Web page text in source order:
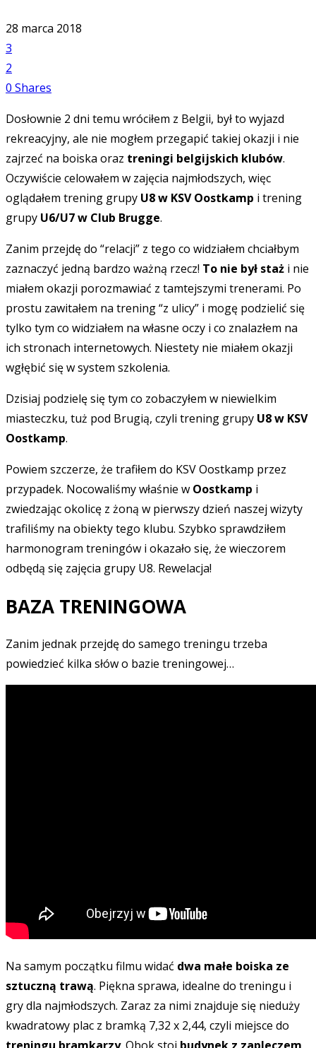
28 marca 2018
3
2
0 Shares
Dosłownie 2 dni temu wróciłem z Belgii, był to wyjazd
rekreacyjny, ale nie mogłem przegapić takiej okazji i nie
zajrzeć na boiska oraz treningi belgijskich klubów.
Oczywiście celowałem w zajęcia najmłodszych, więc
oglądałem trening grupy U8 w KSV Oostkamp i trening
grupy U6/U7 w Club Brugge.
Zanim przejdę do “relacji” z tego co widziałem chciałbym
zaznaczyć jedną bardzo ważną rzecz! To nie był staż i nie
miałem okazji porozmawiać z tamtejszymi trenerami. Po
prostu zawitałem na trening “z ulicy” i mogę podzielić się
tylko tym co widziałem na własne oczy i co znalazłem na
ich stronach internetowych. Niestety nie miałem okazji
wgłębić się w system szkolenia.
Dzisiaj podzielę się tym co zobaczyłem w niewielkim
miasteczku, tuż pod Brugią, czyli trening grupy U8 w KSV
Oostkamp.
Powiem szczerze, że trafiłem do KSV Oostkamp przez
przypadek. Nocowaliśmy właśnie w Oostkamp i
zwiedzając okolicę z żoną w pierwszy dzień naszej wizyty
trafiliśmy na obiekty tego klubu. Szybko sprawdziłem
harmonogram treningów i okazało się, że wieczorem
odbędą się zajęcia grupy U8. Rewelacja!
BAZA TRENINGOWA
Zanim jednak przejdę do samego treningu trzeba
powiedzieć kilka słów o bazie treningowej…
Na samym początku filmu widać dwa małe boiska ze
sztuczną trawą. Piękna sprawa, idealne do treningu i
gry dla najmłodszych. Zaraz za nimi znajduje się nieduży
kwadratowy plac z bramką 7,32 x 2,44, czyli miejsce do